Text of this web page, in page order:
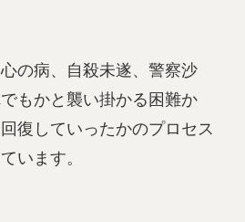
の病、自殺未遂、警察沙
もかと襲い掛かる困難か
復していったかのプロセス
います。